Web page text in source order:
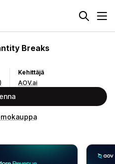
Breaks
Kehittäjä
AOV.ai